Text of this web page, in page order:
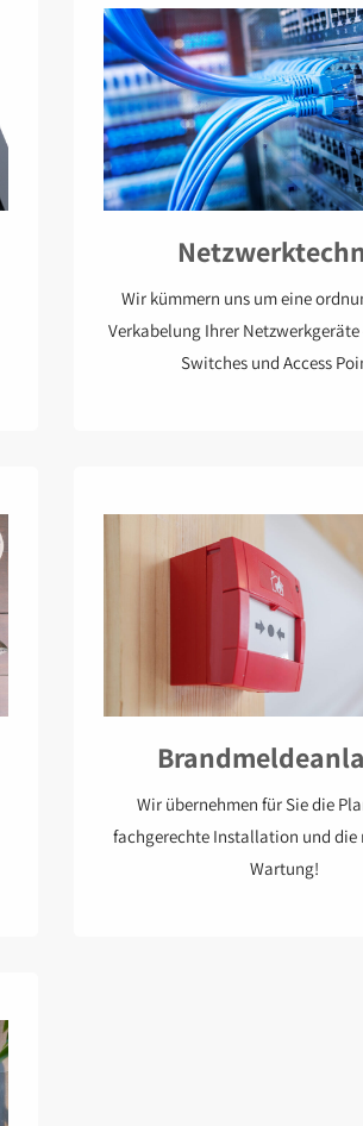
Wir kümmern uns um eine
Verkabelung Ihrer Netzwerkgeräte
Switches und Access
Wir übernehmen für Sie die
fachgerechte Installation und die
Wartung!